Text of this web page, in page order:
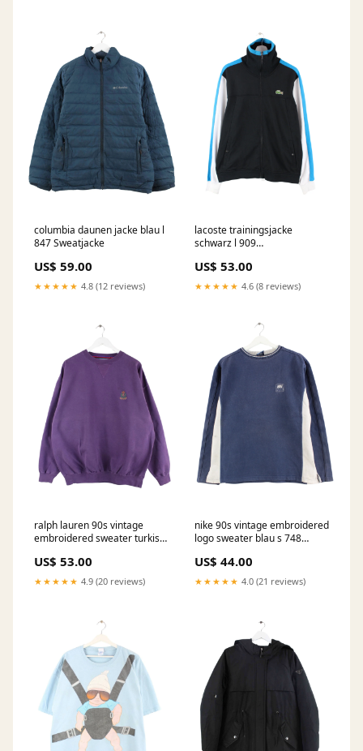
columbia daunen jacke blau l
847 Sweatjacke
US$ 59.00
★★★★★ 4.8 (12 reviews)
lacoste trainingsjacke
schwarz l 909
US$ 53.00
★★★★★ 4.6 (8 reviews)
ralph lauren 90s vintage
embroidered sweater turkis l
US$ 53.00
★★★★★ 4.9 (20 reviews)
nike 90s vintage embroidered
logo sweater blau s 748
US$ 44.00
★★★★★ 4.0 (21 reviews)